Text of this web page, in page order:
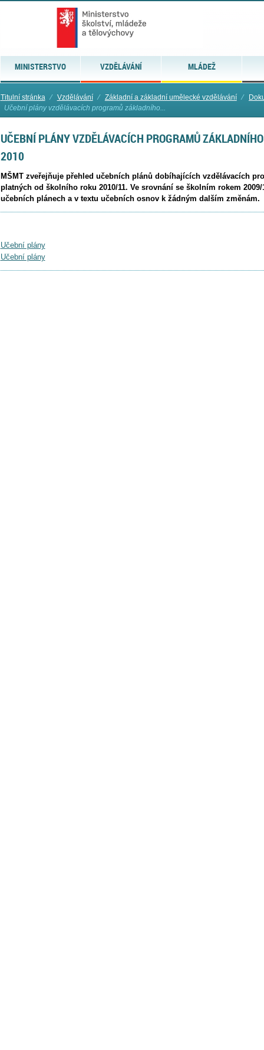
MINISTERSTVO VZDĚLÁVÁNÍ MLÁDEŽ
Titulní stránka ⁄ Vzdělávání ⁄ Základní a základní umělecké vzdělávání ⁄
Učební plány vzdělávacích programů základního...
UČEBNÍ PLÁNY VZDĚLÁVACÍCH PROGRAMŮ
2010
MŠMT zveřejňuje přehled učebních plánů dobíhajících vzdělávacích
platných od školního roku 2010/11. Ve srovnání se školním rokem
učebních plánech a v textu učebních osnov k žádným dalším změnám.
Učební plány
Učební plány